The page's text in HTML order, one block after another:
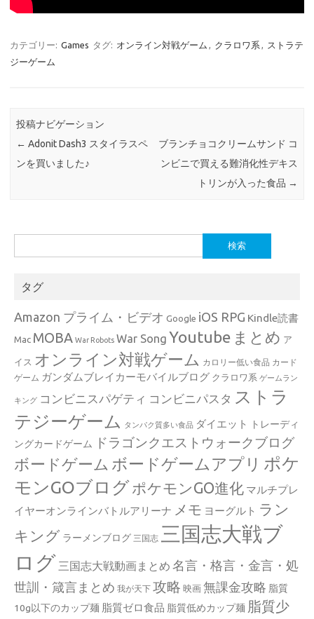
カテゴリー: Games タグ: オンライン対戦ゲーム , クラロワ系 , ストラテ
ジーゲーム
投稿ナビゲーション
← Adonit Dash3 スタイラスペ
ンを買いました♪
ブランチョコクリームサンド コ
ンビニで買える難消化性デキス
トリンが入った食品 →
索:
タグ
Amazon プライム・ビデオ Google iOS RPG Kindle読書
Mac MOBA War Robots War Song Youtube まとめ ア
イス オンライン対戦ゲーム カロリー低い食品 カード
ゲーム ガンダムブレイカーモバイルブログ クラロワ系 ゲームラン
キング コンビニスパゲティ コンビニパスタ ストラ
テジーゲーム
タンパク質多い食品 ダイエット
トレーディ
ングカードゲーム
ドラゴンクエストウォークブログ
ボードゲーム ボードゲームアプリ ポケ
モンGOブログ ポケモンGO進化 マルチプレ
イヤーオンラインバトルアリーナ メモ ヨーグルト ラン
キング ラーメンブログ 三国志 三国志大戦ブ
ログ 三国志大戦動画まとめ 名言・格言・金言・処
世訓・箴言まとめ 我が天下 攻略 映画 無課金攻略 脂質
10g以下のカップ麺 脂質ゼロ食品 脂質低めカップ麺 脂質少